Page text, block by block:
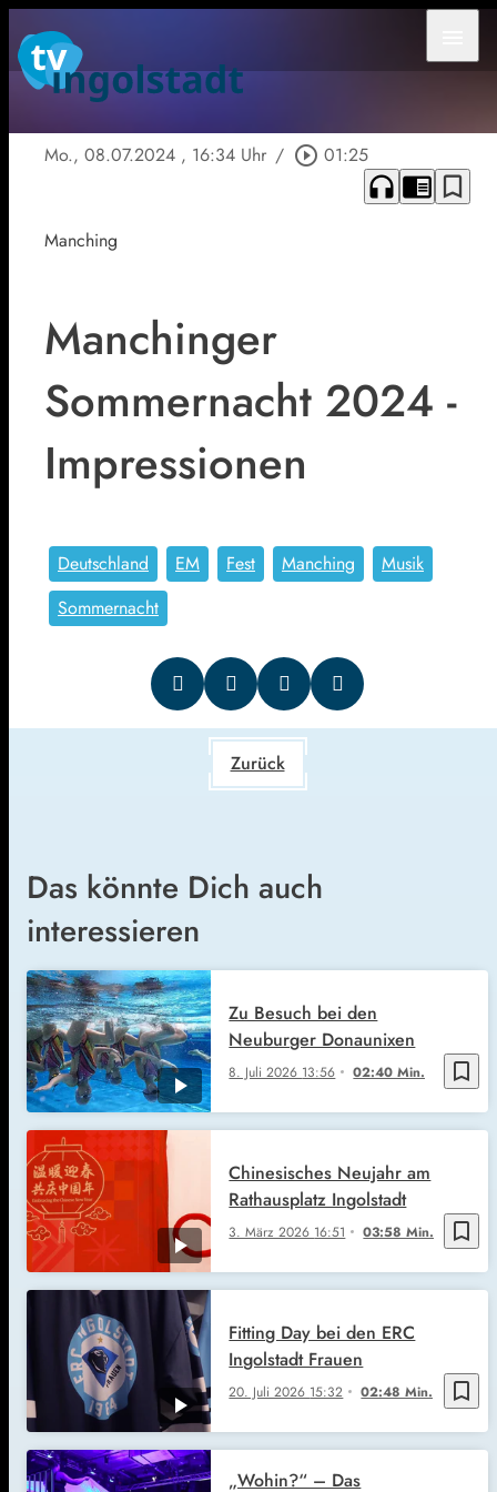
Mo., 08.07.2024 , 16:34 Uhr / play_circle_outline 01:25
headphones chrome_reader_mode bookmark_border
Manching
Manchinger
Sommernacht 2024 -
Impressionen
Deutschland EM Fest Manching
Musik
Sommernacht
Zurück
Das könnte Dich auch
interessieren
bookmark_border
8. Juli 2026 13:56 02:40 Min.
Zu Besuch bei den
Neuburger Donaunixen
bookmark_border
3. März 2026 16:51 03:58 Min.
Chinesisches Neujahr am
Rathausplatz Ingolstadt
bookmark_border
20. Juli 2026 15:32 02:48 Min.
Fitting Day bei den ERC
Ingolstadt Frauen
„Wohin?“ – Das